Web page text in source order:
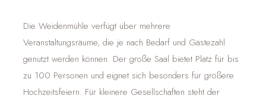
Die Weidenmühle verfügt über mehrere
Veranstaltungsräume, die je nach Bedarf und Gästezahl
genutzt werden können. Der große Saal bietet Platz für bis
zu 100 Personen und eignet sich besonders für größere
Hochzeitsfeiern. Für kleinere Gesellschaften steht der